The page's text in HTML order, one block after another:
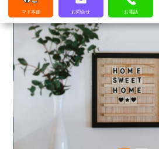
マド本舗 お問合せ お電話